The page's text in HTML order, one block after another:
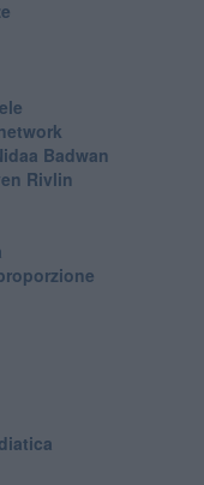
Badwan
Rivlin